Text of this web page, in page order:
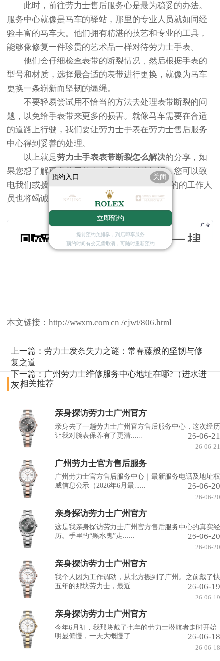
此时，前往劳力士售后服务心是最为稳妥的办法。
服务中心就像是马车的驿站，那里的专业人员就如同经
验丰富的马车夫。他们拥有精湛的技艺和专业的工具，
能够像修复一件珍贵的艺术品一样对待劳力士手表。
他们会仔细检查表带的断裂情况，然后根据手表的
型号和材质，选择最合适的表带进行更换，就像为马车
更换一条崭新而坚韧的缰绳。
不要轻易尝试用不恰当的方法去处理表带断裂的问
题，以免给手表带来更多的损害。就像马车需要在合适
的道路上行驶，我们要让劳力士手表在劳力士售后服务
中心得到妥善的处理。
以上就是劳力士手表表带断裂怎么解决的分享，如
果您想了解更多关于劳力士手表的维护知识，您可以致
电我们或拨打页面400进行咨询。同时，这里的的工作人
员也将竭诚为您服务!
本文链接：http://wwxm.com.cn /cjwt/806.html
上一篇：劳力士发条失力之谜：常春藤般的坚韧与修
复之道
下一篇： 广州劳力士维修服务中心地址在哪?（进水进
灰）相关推荐
亲身探访劳力士广州官方
亲身去了一趟劳力士广州官方售后服务中心，这次经历
让我对腕表保养有了更清......
26-06-21
26-06-21
广州劳力士官方售后服务
广州劳力士官方售后服务中心｜最新服务电话及地址权
威信息公示（2026年6月最......
26-06-20
26-06-20
亲身探访劳力士广州官方
这是我亲身探访劳力士广州官方售后服务中心的真实经
历。手里的“黑水鬼”走......
26-06-20
26-06-20
亲身探访劳力士广州官方
我个人因为工作调动，从北方搬到了广州。之前戴了快
五年的那块劳力士，最近......
26-06-19
26-06-19
亲身探访劳力士广州官方
今年6月初，我那块戴了七年的劳力士潜航者走时开始
明显偏慢，一天大概慢了......
26-06-18
26-06-18
预约入口 关闭
立即预约
提前预约免排队，到店即享服务
预约时间有变无需取消，可随时重新预约